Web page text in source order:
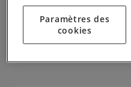
humanité. Film réalisé
https://
Paramètres des
cookies